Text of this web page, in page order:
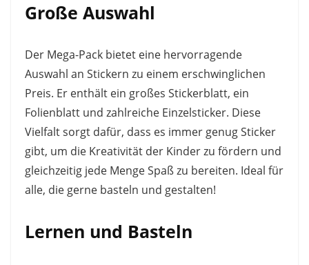
Große Auswahl
Der Mega-Pack bietet eine hervorragende
Auswahl an Stickern zu einem erschwinglichen
Preis. Er enthält ein großes Stickerblatt, ein
Folienblatt und zahlreiche Einzelsticker. Diese
Vielfalt sorgt dafür, dass es immer genug Sticker
gibt, um die Kreativität der Kinder zu fördern und
gleichzeitig jede Menge Spaß zu bereiten. Ideal für
alle, die gerne basteln und gestalten!
Lernen und Basteln